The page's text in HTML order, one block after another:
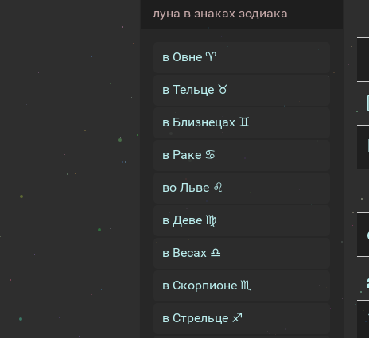
луна в знаках зодиака
в Овне ♈
в Тельце ♉
в Близнецах ♊
в Раке ♋
во Льве ♌
в Деве ♍
в Весах ♎
в Скорпионе ♏
в Стрельце ♐